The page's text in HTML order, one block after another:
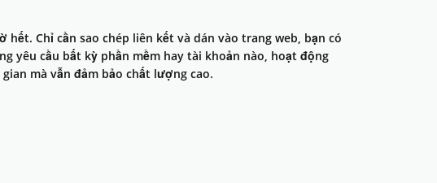
Chỉ cần sao chép liên kết và dán vào trang web, bạn có
yêu cầu bất kỳ phần mềm hay tài khoản nào, hoạt động
mà vẫn đảm bảo chất lượng cao.